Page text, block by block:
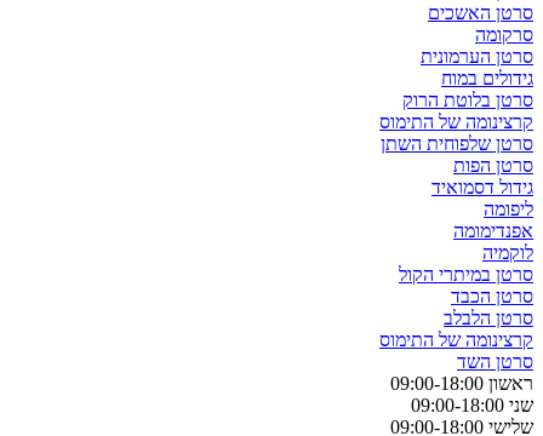
סרטן האשכים
סרקומה
סרטן הערמונית
גידולים במוח
סרטן בלוטת הרוק
קרצינומה של התימוס
סרטן שלפוחית השתן
סרטן הפות
גידול דסמואיד
ליפומה
אפנדימומה
לוקמיה
סרטן במיתרי הקול
סרטן הכבד
סרטן הלבלב
קרצינומה של התימוס
סרטן השד
ראשון 09:00-18:00
שני 09:00-18:00
שלישי 09:00-18:00